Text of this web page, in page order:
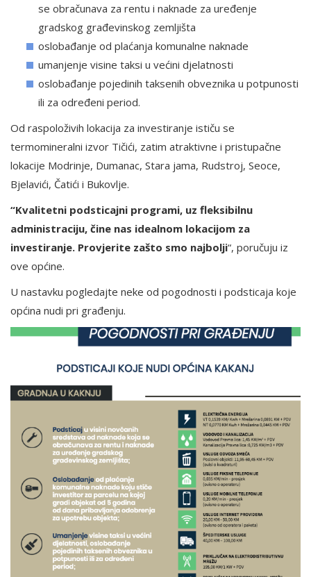
se obračunava za rentu i naknade za uređenje
gradskog građevinskog zemljišta
oslobađanje od plaćanja komunalne naknade
umanjenje visine taksi u većini djelatnosti
oslobađanje pojedinih taksenih obveznika u potpunosti
ili za određeni period.
Od raspoloživih lokacija za investiranje ističu se
termomineralni izvor Tičići, zatim atraktivne i pristupačne
lokacije Modrinje, Dumanac, Stara jama, Rudstroj, Seoce,
Bjelavići, Čatići i Bukovlje.
“Kvalitetni podsticajni programi, uz fleksibilnu
administraciju, čine nas idealnom lokacijom za
investiranje. Provjerite zašto smo najbolji“, poručuju iz
ove općine.
U nastavku pogledajte neke od pogodnosti i podsticaja koje
općina nudi pri građenju.